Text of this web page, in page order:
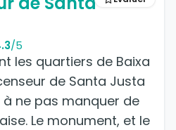
/5
les quartiers de Baixa
de Santa Justa
ne pas manquer de
Le monument, et le